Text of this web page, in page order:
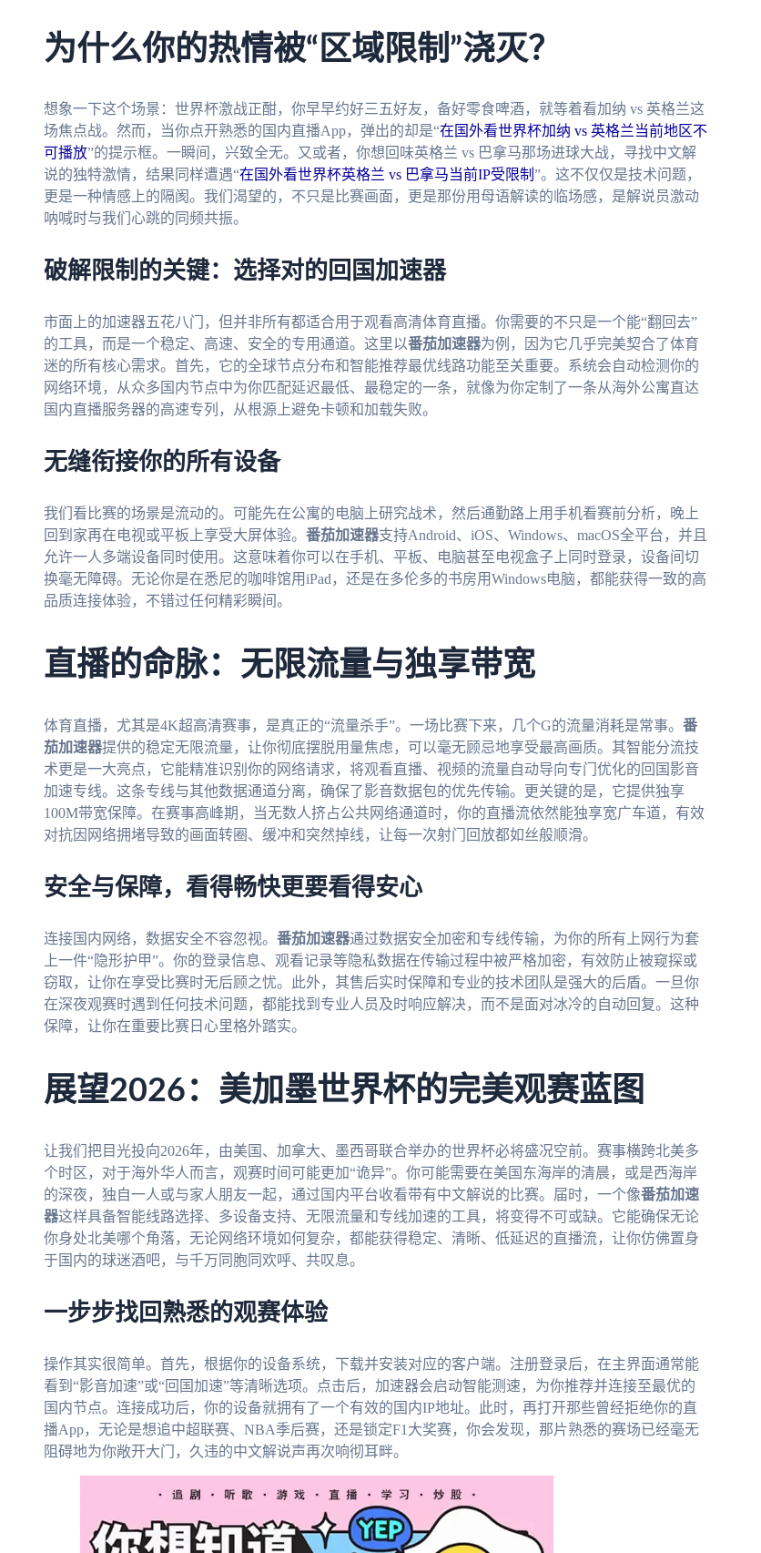
为什么你的热情被“区域限制”浇灭？
想象一下这个场景：世界杯激战正酣，你早早约好三五好友，备好零食啤酒，就等着看加纳 vs 英格兰这
场焦点战。然而，当你点开熟悉的国内直播App，弹出的却是“在国外看世界杯加纳 vs 英格兰当前地区不
可播放”的提示框。一瞬间，兴致全无。又或者，你想回味英格兰 vs 巴拿马那场进球大战，寻找中文解
说的独特激情，结果同样遭遇“在国外看世界杯英格兰 vs 巴拿马当前IP受限制 ”。这不仅仅是技术问题，
更是一种情感上的隔阂。我们渴望的，不只是比赛画面，更是那份用母语解读的临场感，是解说员激动
呐喊时与我们心跳的同频共振。
破解限制的关键：选择对的回国加速器
市面上的加速器五花八门，但并非所有都适合用于观看高清体育直播。你需要的不只是一个能“翻回去”
的工具，而是一个稳定、高速、安全的专用通道。这里以番茄加速器为例，因为它几乎完美契合了体育
迷的所有核心需求。首先，它的全球节点分布和智能推荐最优线路功能至关重要。系统会自动检测你的
网络环境，从众多国内节点中为你匹配延迟最低、最稳定的一条，就像为你定制了一条从海外公寓直达
国内直播服务器的高速专列，从根源上避免卡顿和加载失败。
无缝衔接你的所有设备
我们看比赛的场景是流动的。可能先在公寓的电脑上研究战术，然后通勤路上用手机看赛前分析，晚上
回到家再在电视或平板上享受大屏体验。 番茄加速器支持Android、iOS、Windows、macOS全平台，并且
允许一人多端设备同时使用。这意味着你可以在手机、平板、电脑甚至电视盒子上同时登录，设备间切
换毫无障碍。无论你是在悉尼的咖啡馆用iPad，还是在多伦多的书房用Windows电脑，都能获得一致的高
品质连接体验，不错过任何精彩瞬间。
直播的命脉：无限流量与独享带宽
体育直播，尤其是4K超高清赛事，是真正的“流量杀手”。一场比赛下来，几个G的流量消耗是常事。 番
茄加速器提供的稳定无限流量，让你彻底摆脱用量焦虑，可以毫无顾忌地享受最高画质。其智能分流技
术更是一大亮点，它能精准识别你的网络请求，将观看直播、视频的流量自动导向专门优化的回国影音
加速专线。这条专线与其他数据通道分离，确保了影音数据包的优先传输。更关键的是，它提供独享
100M带宽保障。在赛事高峰期，当无数人挤占公共网络通道时，你的直播流依然能独享宽广车道，有效
对抗因网络拥堵导致的画面转圈、缓冲和突然掉线，让每一次射门回放都如丝般顺滑。
安全与保障，看得畅快更要看得安心
连接国内网络，数据安全不容忽视。 番茄加速器通过数据安全加密和专线传输，为你的所有上网行为套
上一件“隐形护甲”。你的登录信息、观看记录等隐私数据在传输过程中被严格加密，有效防止被窥探或
窃取，让你在享受比赛时无后顾之忧。此外，其售后实时保障和专业的技术团队是强大的后盾。一旦你
在深夜观赛时遇到任何技术问题，都能找到专业人员及时响应解决，而不是面对冰冷的自动回复。这种
保障，让你在重要比赛日心里格外踏实。
展望2026：美加墨世界杯的完美观赛蓝图
让我们把目光投向2026年，由美国、加拿大、墨西哥联合举办的世界杯必将盛况空前。赛事横跨北美多
个时区，对于海外华人而言，观赛时间可能更加“诡异”。你可能需要在美国东海岸的清晨，或是西海岸
的深夜，独自一人或与家人朋友一起，通过国内平台收看带有中文解说的比赛。届时，一个像番茄加速
器这样具备智能线路选择、多设备支持、无限流量和专线加速的工具，将变得不可或缺。它能确保无论
你身处北美哪个角落，无论网络环境如何复杂，都能获得稳定、清晰、低延迟的直播流，让你仿佛置身
于国内的球迷酒吧，与千万同胞同欢呼、共叹息。
一步步找回熟悉的观赛体验
操作其实很简单。首先，根据你的设备系统，下载并安装对应的客户端。注册登录后，在主界面通常能
看到“影音加速”或“回国加速”等清晰选项。点击后，加速器会启动智能测速，为你推荐并连接至最优的
国内节点。连接成功后，你的设备就拥有了一个有效的国内IP地址。此时，再打开那些曾经拒绝你的直
播App，无论是想追中超联赛、NBA季后赛，还是锁定F1大奖赛，你会发现，那片熟悉的赛场已经毫无
阻碍地为你敞开大门，久违的中文解说声再次响彻耳畔。